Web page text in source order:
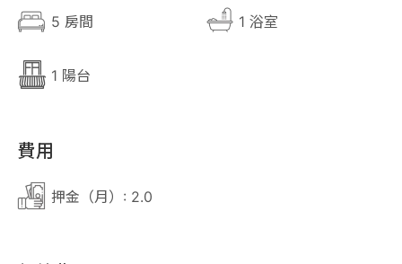
5 房間 1 浴室
1 陽台
費用
押金（月）: 2.0